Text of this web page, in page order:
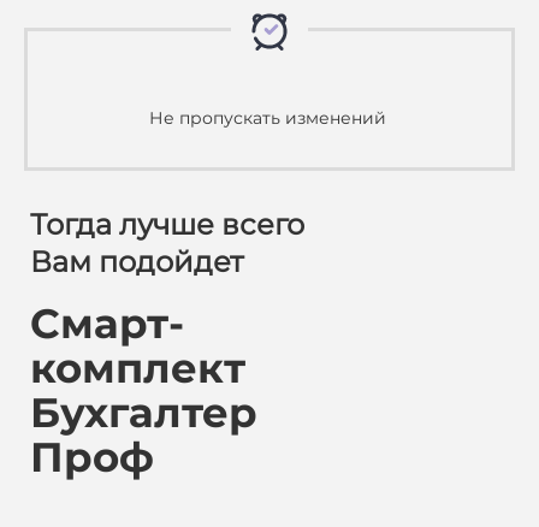
Не пропускать изменений
Тогда лучше всего
Вам подойдет
Смарт-
комплект
Бухгалтер
Проф